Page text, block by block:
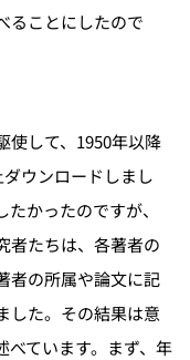
ることにしたので
使して、1950年以降
ウンロードしまし
かったのですが、
者たちは、各著者の
者の所属や論文に記
した。その結果は意
べています。まず、年